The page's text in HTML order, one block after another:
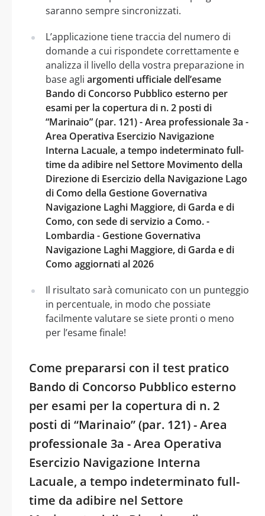
saranno sempre sincronizzati.
L’applicazione tiene traccia del numero di
domande a cui rispondete correttamente e
analizza il livello della vostra preparazione in
base agli argomenti ufficiale dell’esame
Bando di Concorso Pubblico esterno per
esami per la copertura di n. 2 posti di
“Marinaio” (par. 121) - Area professionale 3a -
Area Operativa Esercizio Navigazione
Interna Lacuale, a tempo indeterminato full-
time da adibire nel Settore Movimento della
Direzione di Esercizio della Navigazione Lago
di Como della Gestione Governativa
Navigazione Laghi Maggiore, di Garda e di
Como, con sede di servizio a Como. -
Lombardia - Gestione Governativa
Navigazione Laghi Maggiore, di Garda e di
Como aggiornati al 2026
Il risultato sarà comunicato con un punteggio
in percentuale, in modo che possiate
facilmente valutare se siete pronti o meno
per l’esame finale!
Come prepararsi con il test pratico
Bando di Concorso Pubblico esterno
per esami per la copertura di n. 2
posti di “Marinaio” (par. 121) - Area
professionale 3a - Area Operativa
Esercizio Navigazione Interna
Lacuale, a tempo indeterminato full-
time da adibire nel Settore